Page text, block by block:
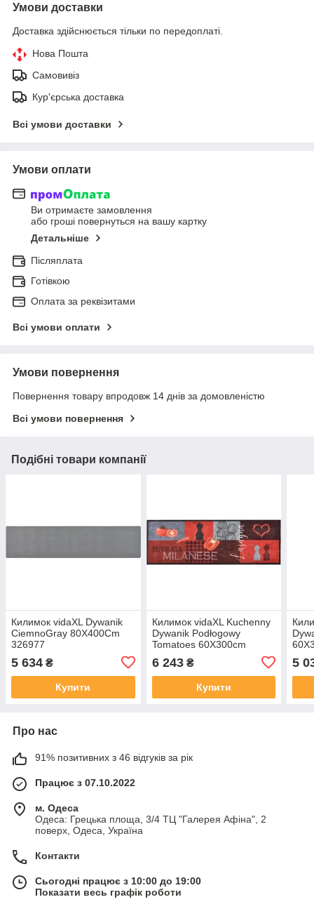
Умови доставки
Доставка здійснюється тільки по передоплаті.
Нова Пошта
Самовивіз
Кур'єрська доставка
Всі умови доставки
Умови оплати
Ви отримаєте замовлення
або гроші повернуться на вашу картку
Детальніше
Післяплата
Готівкою
Оплата за реквізитами
Всі умови оплати
Умови повернення
Повернення товару впродовж 14 днів за домовленістю
Всі умови повернення
Подібні товари компанії
Килимок vidaXL Dywanik
CiemnoGray 80X400Cm
326977
5 634 ₴
Купити
Килимок vidaXL Kuchenny
Dywanik Podłogowy
Tomatoes 60X300cm
6 243₴
Купити
5
Про нас
91% позитивних з 46 відгуків за рік
Працює з 07.10.2022
м. Одеса
Одеса: Грецька площа, 3/4 ТЦ "Галерея Афіна", 2
поверх, Одеса, Україна
Контакти
Сьогодні працює з 10:00 до 19:00
Показати весь графік роботи